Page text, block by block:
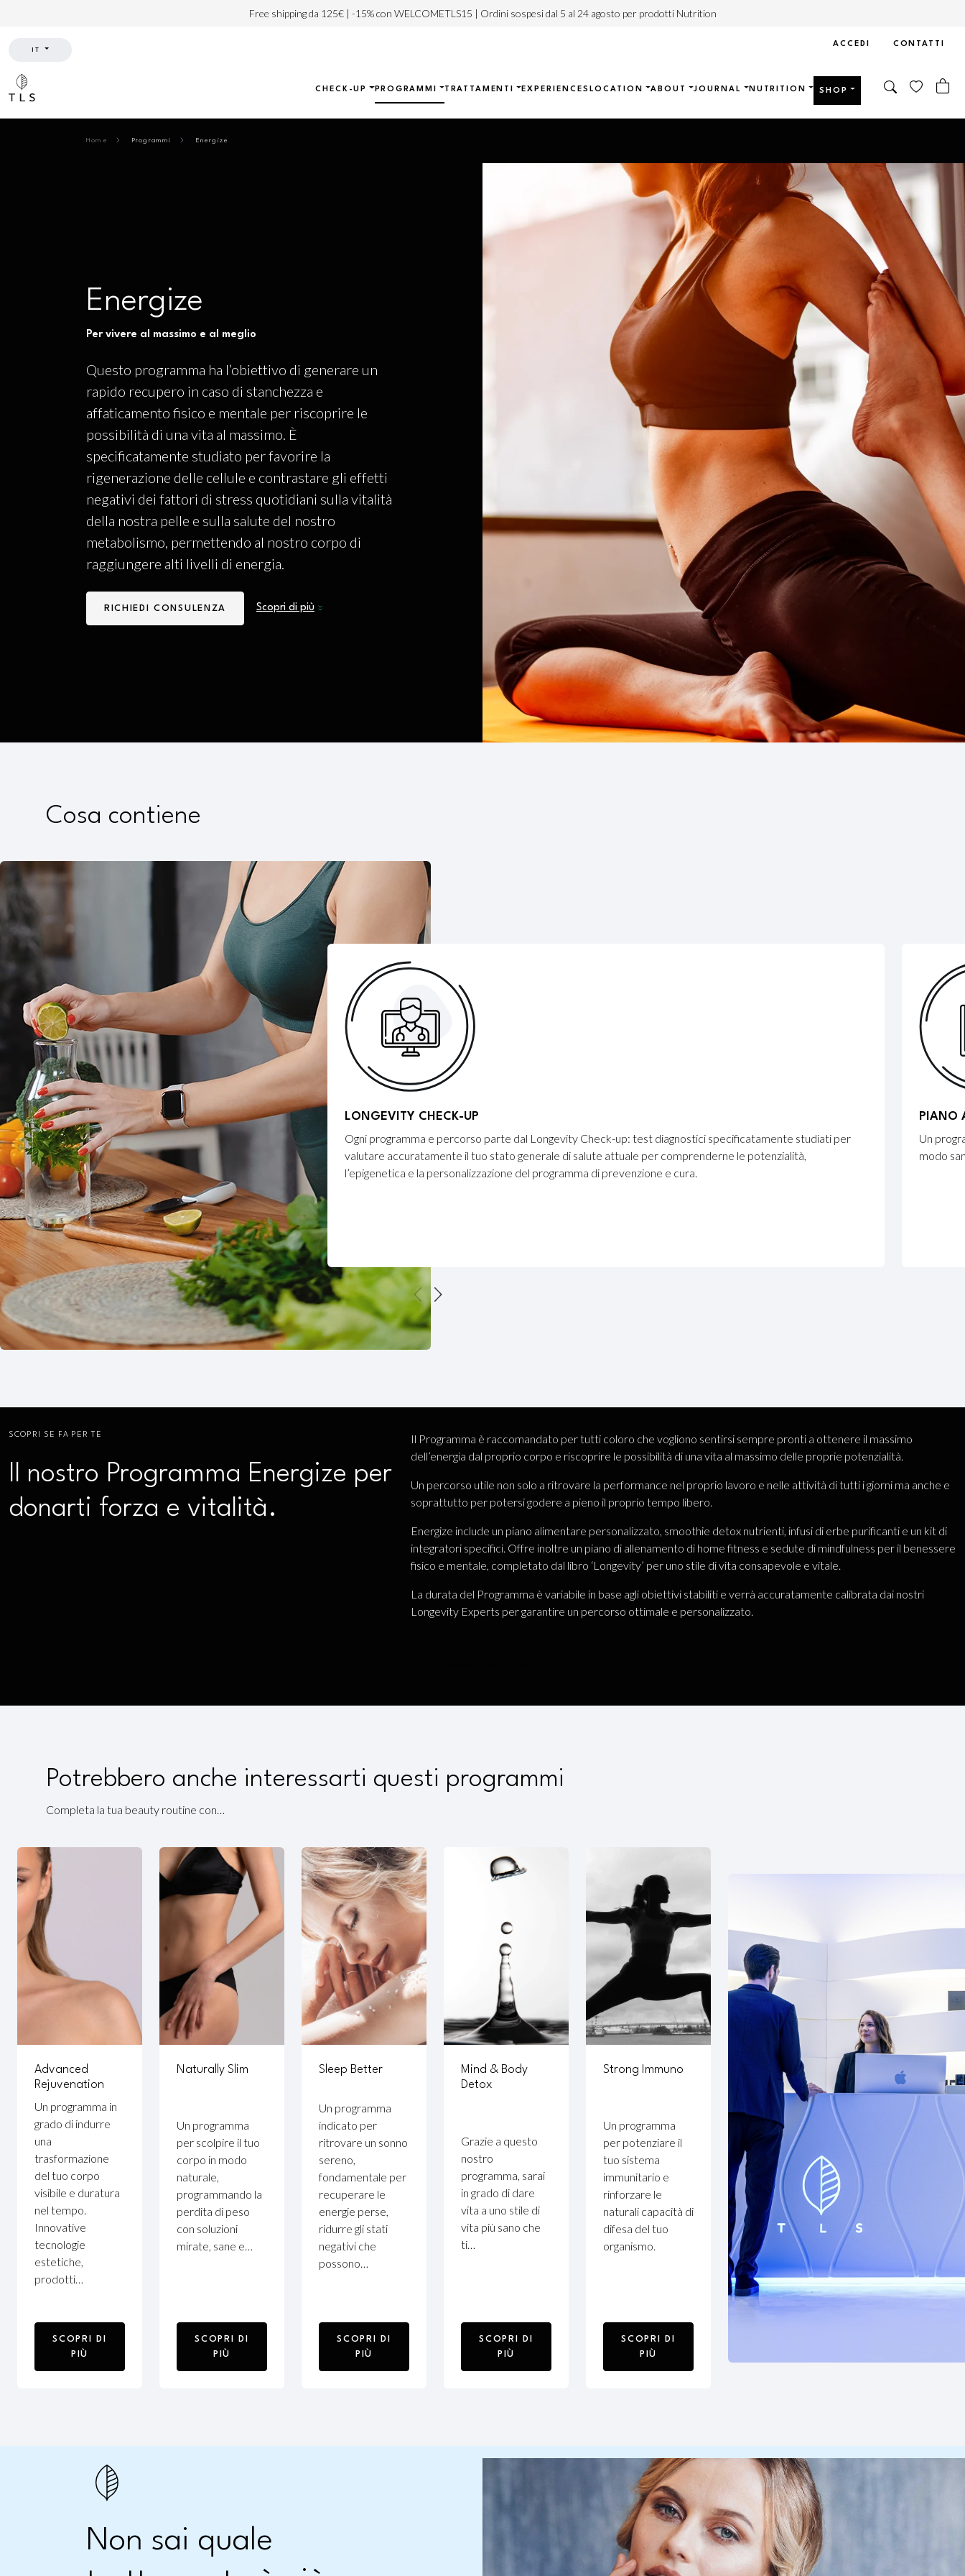
Free shipping da 125€ | -15% con WELCOMETLS15 | Ordini sospesi dal 5 al 24 agosto per prodotti Nutrition
IT
ACCEDI CONTATTI
CHECK-UP PROGRAMMI TRATTAMENTI EXPERIENCES LOCATION ABOUT JOURNAL NUTRITION SHOP
Home Programmi Energize
Energize
Per vivere al massimo e al meglio
Questo programma ha l’obiettivo di generare un
rapido recupero in caso di stanchezza e
affaticamento fisico e mentale per riscoprire le
possibilità di una vita al massimo. È
specificatamente studiato per favorire la
rigenerazione delle cellule e contrastare gli effetti
negativi dei fattori di stress quotidiani sulla vitalità
della nostra pelle e sulla salute del nostro
metabolismo, permettendo al nostro corpo di
raggiungere alti livelli di energia.
RICHIEDI CONSULENZA Scopri di più
Cosa contiene
LONGEVITY CHECK-UP
Ogni programma e percorso parte dal Longevity Check-up: test diagnostici specificatamente studiati per
valutare accuratamente il tuo stato generale di salute attuale per comprenderne le potenzialità,
l’epigenetica e la personalizzazione del programma di prevenzione e cura.
PIANO
Un
modo
SCOPRI SE FA PER TE
Il nostro Programma Energize per
donarti forza e vitalità.
Il Programma è raccomandato per tutti coloro che vogliono sentirsi sempre pronti a ottenere il massimo
dell’energia dal proprio corpo e riscoprire le possibilità di una vita al massimo delle proprie potenzialità.
Un percorso utile non solo a ritrovare la performance nel proprio lavoro e nelle attività di tutti i giorni ma anche e
soprattutto per potersi godere a pieno il proprio tempo libero.
Energize include un piano alimentare personalizzato, smoothie detox nutrienti, infusi di erbe purificanti e un kit di
integratori specifici. Offre inoltre un piano di allenamento di home fitness e sedute di mindfulness per il benessere
fisico e mentale, completato dal libro ‘Longevity’ per uno stile di vita consapevole e vitale.
La durata del Programma è variabile in base agli obiettivi stabiliti e verrà accuratamente calibrata dai nostri
Longevity Experts per garantire un percorso ottimale e personalizzato.
Potrebbero anche interessarti questi programmi
Completa la tua beauty routine con…
Advanced
Rejuvenation
Un programma in
grado di indurre
una
trasformazione
del tuo corpo
visibile e duratura
nel tempo.
Innovative
tecnologie
estetiche,
prodotti…
SCOPRI DI
PIÙ
Naturally Slim
Un programma
per scolpire il tuo
corpo in modo
naturale,
programmando la
perdita di peso
con soluzioni
mirate, sane e…
SCOPRI DI
PIÙ
Sleep Better
Un programma
indicato per
ritrovare un sonno
sereno,
fondamentale per
recuperare le
energie perse,
ridurre gli stati
negativi che
possono…
SCOPRI DI
PIÙ
Mind & Body
Detox
Grazie a questo
nostro
programma, sarai
in grado di dare
vita a uno stile di
vita più sano che
ti…
SCOPRI DI
PIÙ
Strong Immuno
Un programma
per potenziare il
tuo sistema
immunitario e
rinforzare le
naturali capacità di
difesa del tuo
organismo.
SCOPRI DI
PIÙ
Non sai quale